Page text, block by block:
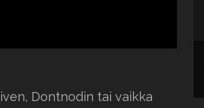
Dontnodin tai vaikka